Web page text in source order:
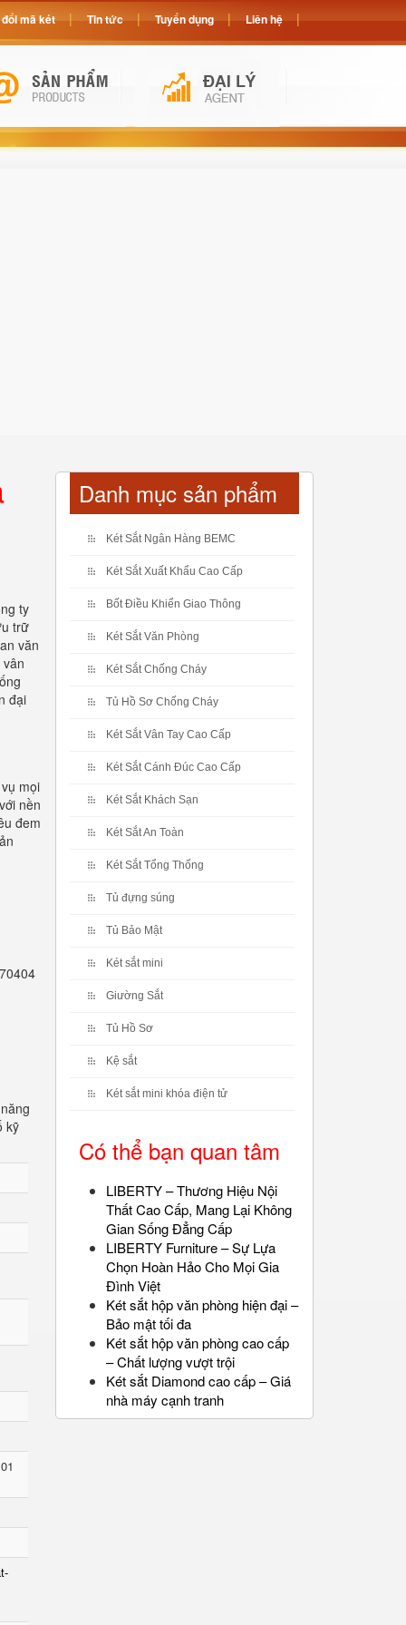
ty
trữ
văn
đại
mọi
nền
đem
kỹ
Danh mục sản phẩm
Két Sắt Ngân Hàng BEMC
Két Sắt Xuất Khẩu Cao Cấp
Bốt Điều Khiển Giao Thông
Két Sắt Văn Phòng
Két Sắt Chống Cháy
Tủ Hồ Sơ Chống Cháy
Két Sắt Vân Tay Cao Cấp
Két Sắt Cánh Đúc Cao Cấp
Két Sắt Khách Sạn
Két Sắt An Toàn
Két Sắt Tổng Thống
Tủ đựng súng
Tủ Bảo Mật
Két sắt mini
Giường Sắt
Tủ Hồ Sơ
Kệ sắt
Két sắt mini khóa điện tử
Có thể bạn quan tâm
LIBERTY – Thương Hiệu Nội
Thất Cao Cấp, Mang Lại Không
Gian Sống Đẳng Cấp
LIBERTY Furniture – Sự Lựa
Chọn Hoàn Hảo Cho Mọi Gia
Đình Việt
Két sắt hộp văn phòng hiện đại –
Bảo mật tối đa
Két sắt hộp văn phòng cao cấp
– Chất lượng vượt trội
Két sắt Diamond cao cấp – Giá
nhà máy cạnh tranh
mã két Tin tức Tuyển dụng Liên hệ